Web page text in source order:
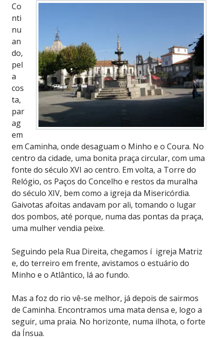
Co
nti
nu
an
do,
pel
a
cos
ta,
par
ag
em
em Caminha, onde desaguam o Minho e o Coura. No
centro da cidade, uma bonita praça circular, com uma
fonte do século XVI ao centro. Em volta, a Torre do
Relógio, os Paços do Concelho e restos da muralha
do século XIV, bem como a igreja da Misericórdia.
Gaivotas afoitas andavam por ali, tomando o lugar
dos pombos, até porque, numa das pontas da praça,
uma mulher vendia peixe.
Seguindo pela Rua Direita, chegamos í igreja Matriz
e, do terreiro em frente, avistamos o estuário do
Minho e o Atlântico, lá ao fundo.
Mas a foz do rio vê-se melhor, já depois de sairmos
de Caminha. Encontramos uma mata densa e, logo a
seguir, uma praia. No horizonte, numa ilhota, o forte
da Ínsua.